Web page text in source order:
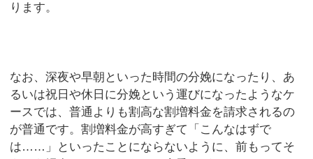
ります。
なお、深夜や早朝といった時間の分娩になったり、あ
るいは祝日や休日に分娩という運びになったようなケ
ースでは、普通よりも割高な割増料金を請求されるの
が普通です。割増料金が高すぎて「こんなはずで
は……」といったことにならないように、前もってそ